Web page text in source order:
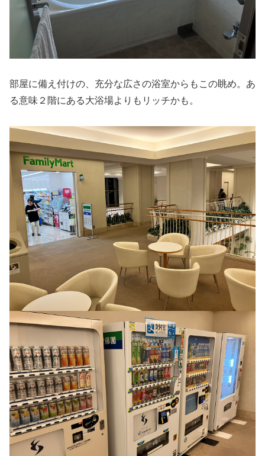
部屋に備え付けの、充分な広さの浴室からもこの眺め。あ
る意味２階にある大浴場よりもリッチかも。